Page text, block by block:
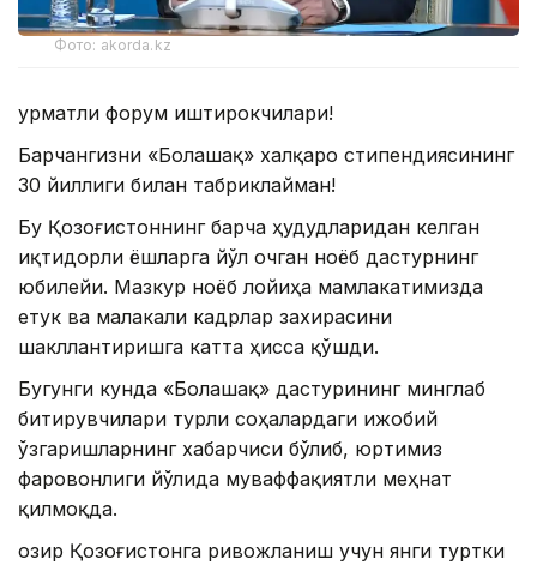
Фото: akorda.kz
Ҳурматли форум иштирокчилари!
Барчангизни «Болашақ» халқаро стипендиясининг
30 йиллиги билан табриклайман!
Бу Қозоғистоннинг барча ҳудудларидан келган
иқтидорли ёшларга йўл очган ноёб дастурнинг
юбилейи. Мазкур ноёб лойиҳа мамлакатимизда
етук ва малакали кадрлар захирасини
шакллантиришга катта ҳисса қўшди.
Бугунги кунда «Болашақ» дастурининг минглаб
битирувчилари турли соҳалардаги ижобий
ўзгаришларнинг хабарчиси бўлиб, юртимиз
фаровонлиги йўлида муваффақиятли меҳнат
қилмоқда.
Ҳозир Қозоғистонга ривожланиш учун янги туртки